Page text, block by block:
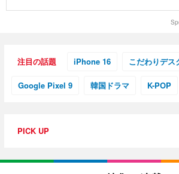
注目の話題 iPhone 16 こだわりデス
Google Pixel 9 韓国ドラマ K-POP
PICK UP